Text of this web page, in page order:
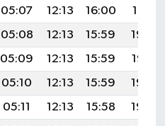
05:07 12:13 16:00
19:10
05:08 12:13 15:59
19:08
05:09 12:13 15:59
19:07
05:10 12:13 15:59
19:06
05:11 12:13 15:58
19:05